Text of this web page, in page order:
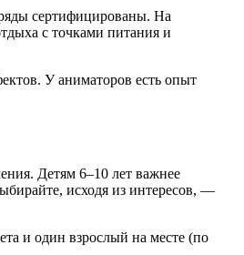
сертифицированы. На
с точками питания и
У аниматоров есть опыт
Детям 6–10 лет важнее
исходя из интересов, —
и один взрослый на месте (по